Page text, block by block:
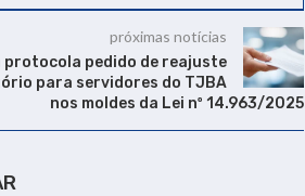
próximas notícias
protocola pedido de reajuste
para servidores do TJBA
nos moldes da Lei nº 14.963/2025